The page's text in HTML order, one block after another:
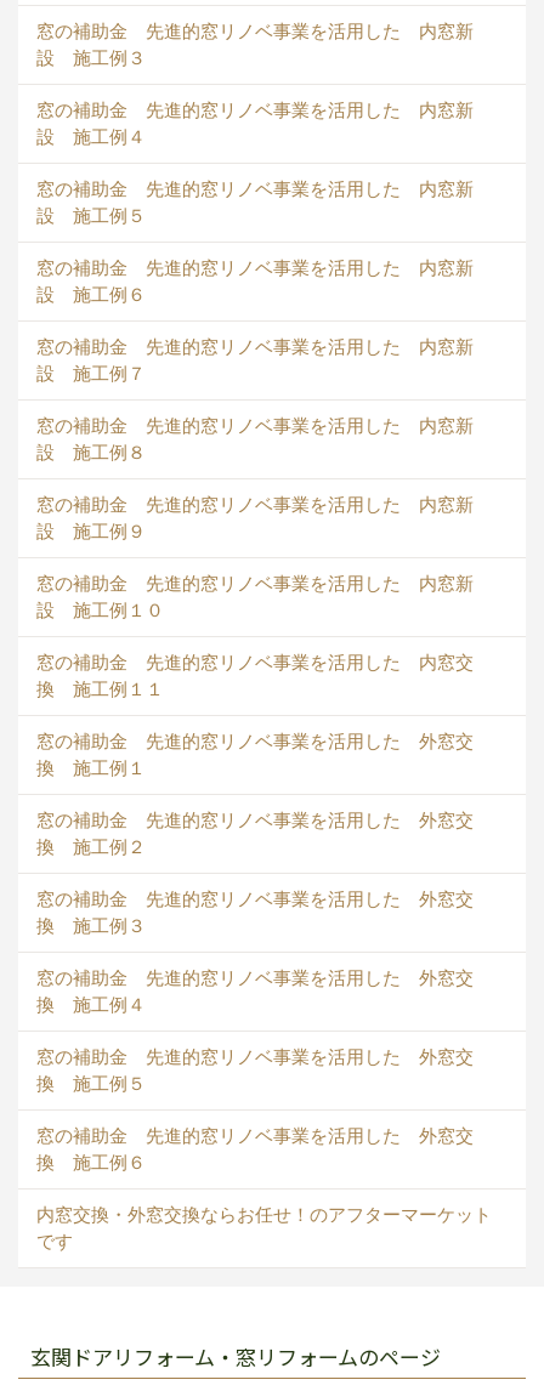
窓の補助金 先進的窓リノベ事業を活用した 内窓新
設 施工例３
窓の補助金 先進的窓リノベ事業を活用した 内窓新
設 施工例４
窓の補助金 先進的窓リノベ事業を活用した 内窓新
設 施工例５
窓の補助金 先進的窓リノベ事業を活用した 内窓新
設 施工例６
窓の補助金 先進的窓リノベ事業を活用した 内窓新
設 施工例７
窓の補助金 先進的窓リノベ事業を活用した 内窓新
設 施工例８
窓の補助金 先進的窓リノベ事業を活用した 内窓新
設 施工例９
窓の補助金 先進的窓リノベ事業を活用した 内窓新
設 施工例１０
窓の補助金 先進的窓リノベ事業を活用した 内窓交
換 施工例１１
窓の補助金 先進的窓リノベ事業を活用した 外窓交
換 施工例１
窓の補助金 先進的窓リノベ事業を活用した 外窓交
換 施工例２
窓の補助金 先進的窓リノベ事業を活用した 外窓交
換 施工例３
窓の補助金 先進的窓リノベ事業を活用した 外窓交
換 施工例４
窓の補助金 先進的窓リノベ事業を活用した 外窓交
換 施工例５
窓の補助金 先進的窓リノベ事業を活用した 外窓交
換 施工例６
内窓交換・外窓交換ならお任せ！のアフターマーケット
です
玄関ドアリフォーム・窓リフォームのページ